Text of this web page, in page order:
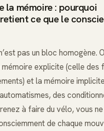
la mémoire : pourquoi
ce que le
pas un bloc homogène.
explicite (celle des
et la mémoire
des
à faire du vélo, vous
de chaque